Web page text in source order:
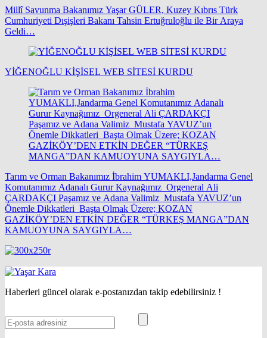
Millî Savunma Bakanımız Yaşar GÜLER, Kuzey Kıbrıs Türk
Cumhuriyeti Dışişleri Bakanı Tahsin Ertuğruloğlu ile Bir Araya
Geldi…
YİĞENOĞLU KİŞİSEL WEB SİTESİ KURDU
Tarım ve Orman Bakanımız İbrahim YUMAKLI,Jandarma Genel
Komutanımız Adanalı Gurur Kaynağımız Orgeneral Ali
ÇARDAKÇI Paşamız ve Adana Valimiz Mustafa YAVUZ’un
Önemle Dikkatleri Başta Olmak Üzere; KOZAN
GAZİKÖY’DEN ETKİN DEĞER “TÜRKEŞ MANGA”DAN
KAMUOYUNA SAYGIYLA…
Haberleri güncel olarak e-postanızdan takip edebilirsiniz !